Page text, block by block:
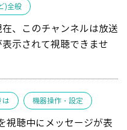
)全般
、このチャンネルは放送
示されて視聴できませ
は 機器操作・設定
視聴中にメッセージが表